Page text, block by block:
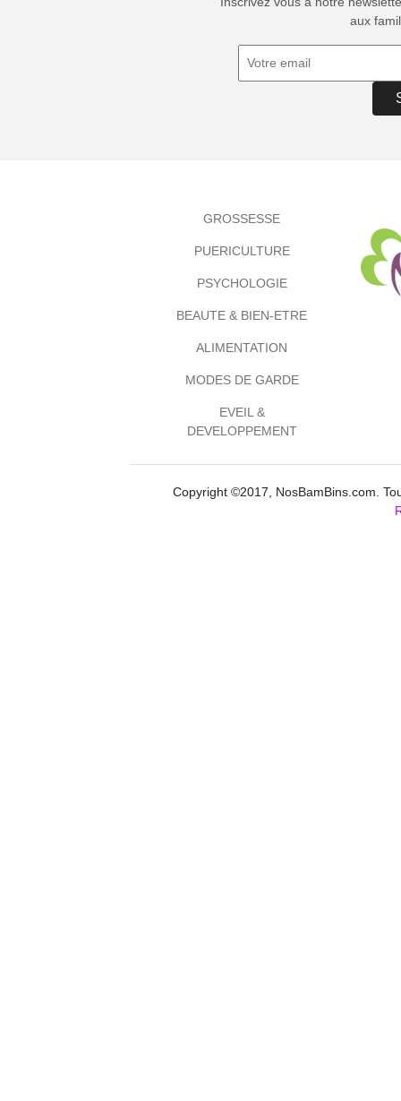
aux
GROSSESSE
PUERICULTURE
PSYCHOLOGIE
BEAUTE & BIEN-ETRE
ALIMENTATION
MODES DE GARDE
EVEIL &
DEVELOPPEMENT
Copyright ©2017, NosBamBins.com.